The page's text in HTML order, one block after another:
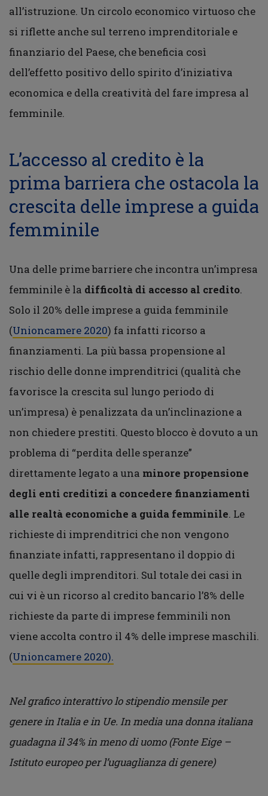
all’istruzione. Un circolo economico virtuoso che
si riflette anche sul terreno imprenditoriale e
finanziario del Paese, che beneficia così
dell’effetto positivo dello spirito d’iniziativa
economica e della creatività del fare impresa al
femminile.
L’accesso al credito è la
prima barriera che ostacola la
crescita delle imprese a guida
femminile
Una delle prime barriere che incontra un’impresa
femminile è la difficoltà di accesso al credito.
Solo il 20% delle imprese a guida femminile
(Unioncamere 2020) fa infatti ricorso a
finanziamenti. La più bassa propensione al
rischio delle donne imprenditrici (qualità che
favorisce la crescita sul lungo periodo di
un’impresa) è penalizzata da un’inclinazione a
non chiedere prestiti. Questo blocco è dovuto a un
problema di “perdita delle speranze”
direttamente legato a una minore propensione
degli enti creditizi a concedere finanziamenti
alle realtà economiche a guida femminile. Le
richieste di imprenditrici che non vengono
finanziate infatti, rappresentano il doppio di
quelle degli imprenditori. Sul totale dei casi in
cui vi è un ricorso al credito bancario l’8% delle
richieste da parte di imprese femminili non
viene accolta contro il 4% delle imprese maschili.
(Unioncamere 2020).
Nel grafico interattivo lo stipendio mensile per
genere in Italia e in Ue. In media una donna italiana
guadagna il 34% in meno di uomo (Fonte Eige –
Istituto europeo per l’uguaglianza di genere)